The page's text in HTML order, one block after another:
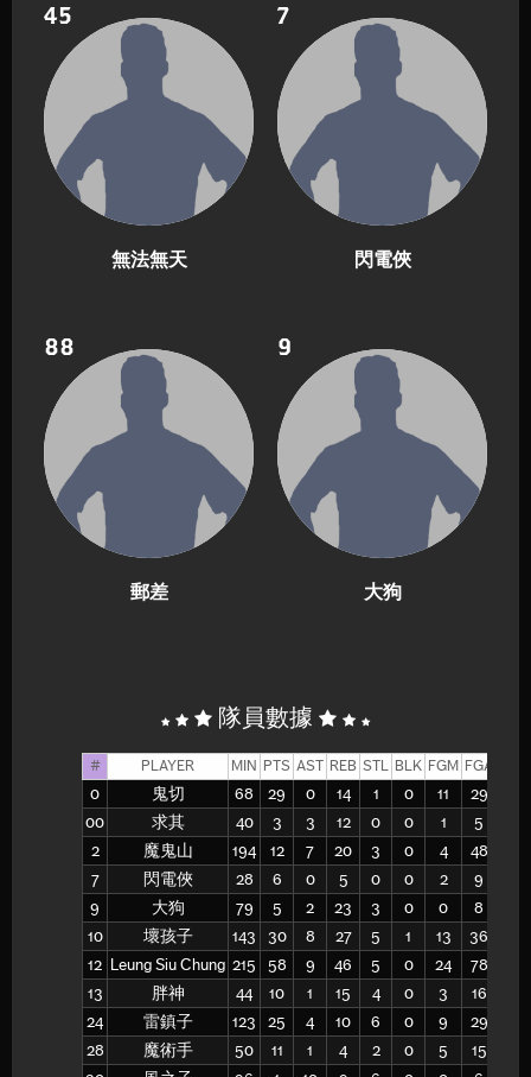
45
無法無天
7
閃電俠
88
郵差
9
大狗
隊員數據
# PLAYER MIN PTS AST REB STL BLK FGM FGA
0 鬼切 68 29 0 14 1 0 11 29
00
求其 40 3 3 12 0 0 1 5
2
魔鬼山 194 12 7 20 3 0 4 48
7
閃電俠 28 6 0 5 0 0 2 9
9
大狗 79 5 2 23 3 0 0 8
10
壞孩子 143 30 8 27 5 1 13 36
12
Leung Siu Chung 215 58 9 46 5 0 24 78
13
胖神 44 10 1 15 4 0 3 16
24
雷鎮子 123 25 4 10 6 0 9 29
28
魔術手 50 11 1 4 2 0 5 15